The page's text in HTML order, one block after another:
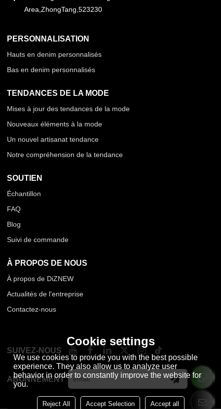
Area,ZhongTang,523230
PERSONNALISATION
Hauts en denim personnalisés
Bas en denim personnalisés
TENDANCES DE LA MODE
Mises à jour des tendances de la mode
Nouveaux éléments à la mode
Un nouvel artisanat tendance
Notre compréhension de la tendance
SOUTIEN
Échantillon
FAQ
Blog
Suivi de commande
À PROPOS DE NOUS
À propos de DiZNEW
Actualités de l'entreprise
Contactez-nous
SUIVEZ-NOUS
ABONNEMENT
Cookie settings
We use cookies to provide you with the best possible
experience. They also allow us to analyze user
behavior in order to constantly improve the website for
you.
Reject All Accept Selection Accept all